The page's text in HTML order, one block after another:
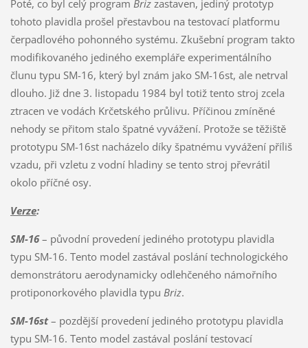
Poté, co byl celý program Brizzastaven, jediný prototyp
tohoto plavidla prošel přestavbou na testovací platformu
čerpadlového pohonného systému. Zkušební program takto
modifikovaného jediného exempláře experimentálního
člunu typu SM-16, který byl znám jako SM-16st, ale netrval
dlouho. Již dne 3. listopadu 1984 byl totiž tento stroj zcela
ztracen ve vodách Krčetského průlivu. Příčinou zmíněné
nehody se přitom stalo špatné vyvážení. Protože se těžiště
prototypu SM-16st nacházelo díky špatnému vyvážení příliš
vzadu, při vzletu z vodní hladiny se tento stroj převrátil
okolo příčné osy.
Verze:
SM-16– původní provedení jediného prototypu plavidla
typu SM-16. Tento model zastával poslání technologického
demonstrátoru aerodynamicky odlehčeného námořního
protiponorkového plavidla typu Briz.
SM-16st– pozdější provedení jediného prototypu plavidla
typu SM-16. Tento model zastával poslání testovací